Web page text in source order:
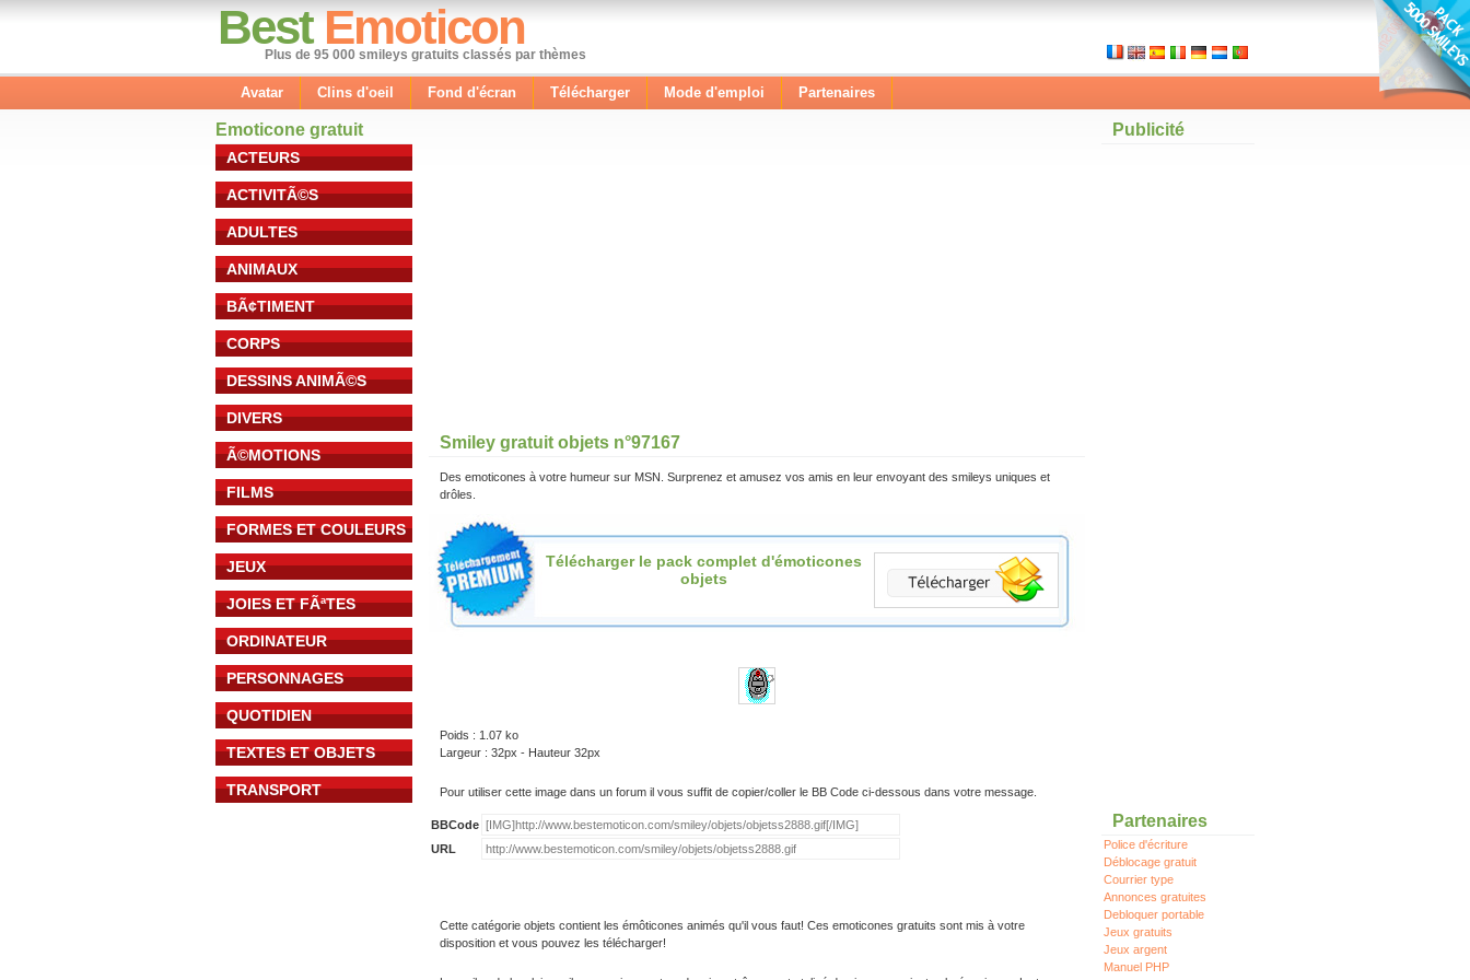
Best Emoticon
Plus de 95 000 smileys gratuits classés par thèmes
Avatar Clins d'oeil Fond d'écran Télécharger Mode d'emploi Partenaires
Emoticone gratuit
ACTEURS
ACTIVITÃ©S
ADULTES
ANIMAUX
BÃ¢TIMENT
CORPS
DESSINS ANIMÃ©S
DIVERS
Ã©MOTIONS
FILMS
FORMES ET COULEURS
JEUX
JOIES ET FÃªTES
ORDINATEUR
PERSONNAGES
QUOTIDIEN
TEXTES ET OBJETS
TRANSPORT
Smiley gratuit objets n°97167
Des emoticones à votre humeur sur MSN. Surprenez et amusez vos amis en leur envoyant des smileys uniques et
drôles.
Télécharger le pack complet d'émoticones
objets
Poids : 1.07 ko
Largeur : 32px - Hauteur 32px
Pour utiliser cette image dans un forum il vous suffit de copier/coller le BB Code ci-dessous dans votre message.
BBCode
URL
Cette catégorie objets contient les émôticones animés qu'il vous faut! Ces emoticones gratuits sont mis à votre
disposition et vous pouvez les télécharger!
Publicité
Partenaires
Police d'écriture
Déblocage gratuit
Courrier type
Annonces gratuites
Debloquer portable
Jeux gratuits
Jeux argent
Manuel PHP